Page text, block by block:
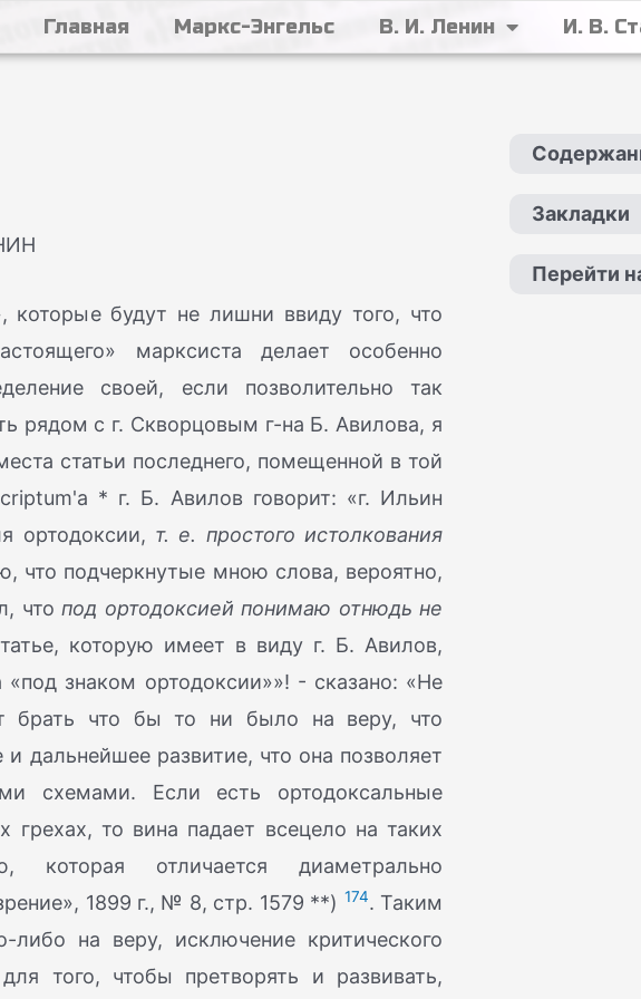
Главная Маркс-Энгельс В. И. Ленин И. В.
которые будут не лишни ввиду того, что
марксиста делает особенно
своей, если позволительно так
рядом с г. Скворцовым г-на Б. Авилова, я
статьи последнего, помещенной в той
* г. Б. Авилов говорит: «г. Ильин
ортодоксии, т. е. простого истолкования
что подчеркнутые мною слова, вероятно,
чтопод ортодоксией понимаю отнюдь не
которую имеет в виду г. Б. Авилов,
знаком ортодоксии»»! - сказано: «Не
брать что бы то ни было на веру, что
дальнейшее развитие, что она позволяет
схемами. Если есть ортодоксальные
грехах, то вина падает всецело на таких
отличается диаметрально
1899 г., № 8, стр. 1579 **) 174. Таким
на веру, исключение критического
того, чтобы претворять и развивать,
Закладки
Перейти